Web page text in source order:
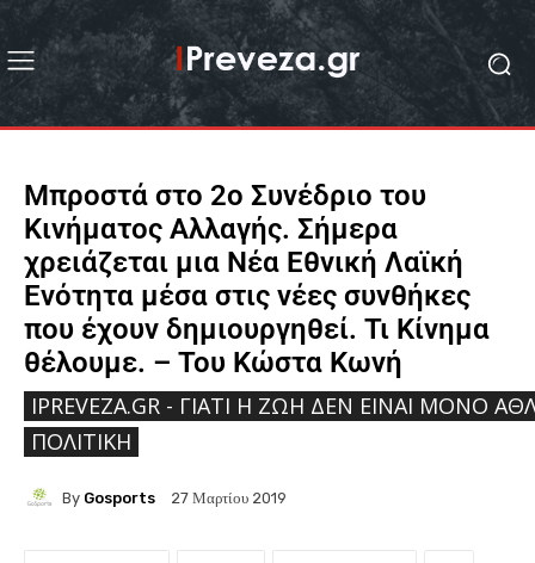
Μπροστά στο 2ο Συνέδριο του
Κινήματος Αλλαγής. Σήμερα
χρειάζεται μια Νέα Εθνική Λαϊκή
Ενότητα μέσα στις νέες συνθήκες
που έχουν δημιουργηθεί. Τι Κίνημα
θέλουμε. – Του Κώστα Κωνή
IPREVEZA.GR - ΓΙΑΤΊ Η ΖΩΉ ΔΕΝ ΕΊΝΑΙ ΜΌΝΟ
ΠΟΛΙΤΙΚΉ
By Gosports 27 Μαρτίου 2019